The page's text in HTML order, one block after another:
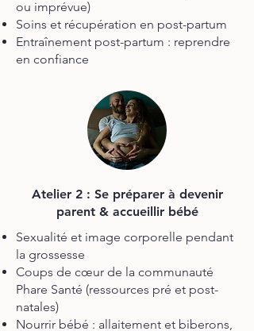
ou imprévue)
Soins et récupération en post-partum
Entraînement post-partum : reprendre
en confiance
Atelier 2 : Se préparer à devenir
parent & accueillir bébé
Sexualité et image corporelle pendant
la grossesse
Coups de cœur de la communauté
Phare Santé (ressources pré et post-
natales)
Nourrir bébé : allaitement et biberons,